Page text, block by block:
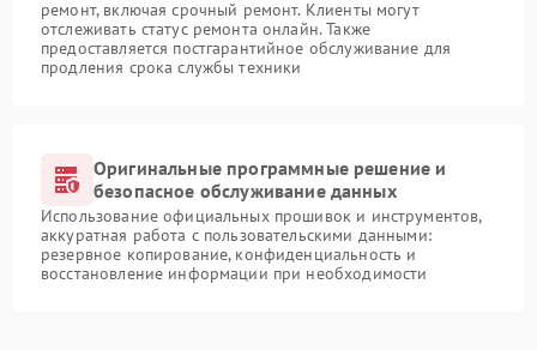
ремонт, включая срочный ремонт. Клиенты могут
отслеживать статус ремонта онлайн. Также
предоставляется постгарантийное обслуживание для
продления срока службы техники
Оригинальные программные решение и
безопасное обслуживание данных
Использование официальных прошивок и инструментов,
аккуратная работа с пользовательскими данными:
резервное копирование, конфиденциальность и
восстановление информации при необходимости